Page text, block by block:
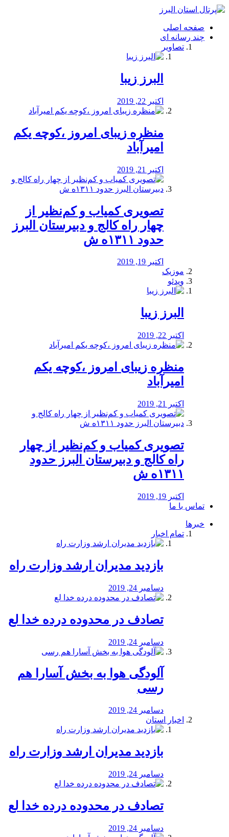
فصد
شرق
تهران
خشکشویی
صفحه اصلی
چند رسانه ای
تصاویر
البرز زیبا
اکتبر 22, 2019
منظره‌‌ زیبای امروز ،کوچه یکم
امیرآباد
اکتبر 21, 2019
️تصویری کمیاب و کم‌نظیر از
چهار راه كالج و دبيرستان البرز
حدود ۱۳۱۱ه ش
اکتبر 19, 2019
موزیک
ویدئو
البرز زیبا
اکتبر 22, 2019
منظره‌‌ زیبای امروز ،کوچه یکم
امیرآباد
اکتبر 21, 2019
️تصویری کمیاب و کم‌نظیر از چهار
راه كالج و دبيرستان البرز حدود
۱۳۱۱ه ش
اکتبر 19, 2019
تماس با ما
خبرها
تمام اخبار
بازدید مدیران ارشد وزارت راه
دسامبر 24, 2019
تصادف در محدوده درده خدا لع
دسامبر 24, 2019
آلودگی هوا به بخش آسارا هم
رسی
دسامبر 24, 2019
اخبار استان
بازدید مدیران ارشد وزارت راه
دسامبر 24, 2019
تصادف در محدوده درده خدا لع
دسامبر 24, 2019